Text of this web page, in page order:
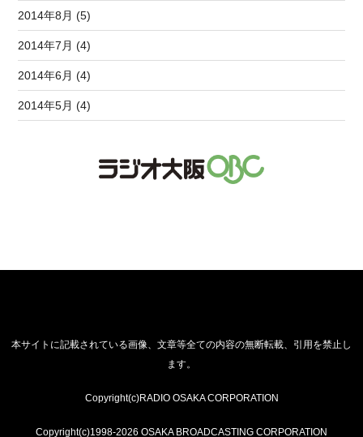
2014年8月 (5)
2014年7月 (4)
2014年6月 (4)
2014年5月 (4)
本サイトに記載されている画像、文章等全ての内容の無断転載、引用を禁止し
ます。
Copyright(c)RADIO OSAKA CORPORATION
Copyright(c)1998-2026 OSAKA BROADCASTING CORPORATION